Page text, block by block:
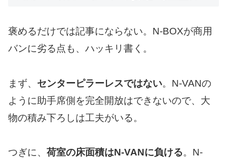
褒めるだけでは記事にならない。N-BOXが商用
バンに劣る点も、ハッキリ書く。
まず、 センターピラーレスではない。N-VANの
ように助手席側を完全開放はできないので、大
物の積み下ろしは工夫がいる。
つぎに、 荷室の床面積はN-VANに負ける。N-